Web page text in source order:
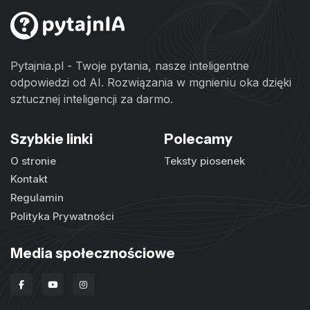
Pytajnia.pl - Twoje pytania, nasze inteligentne
odpowiedzi od AI. Rozwiązania w mgnieniu oka dzięki
sztucznej inteligencji za darmo.
Szybkie linki
O stronie
Kontakt
Regulamin
Polityka Prywatności
Polecamy
Teksty piosenek
Media społecznościowe